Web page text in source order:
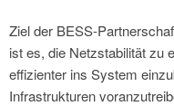
Ziel der BESS-
ist es, die Netzstabilität zu
effizienter ins System
Infrastrukturen